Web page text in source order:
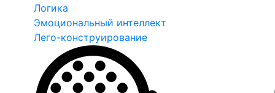
Логика
Эмоциональный интеллект
Лего-конструирование